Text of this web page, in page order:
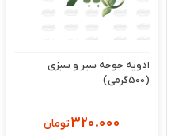
ادویه جوجه سیر و سبزی
(500گرمی)
320.000تومان